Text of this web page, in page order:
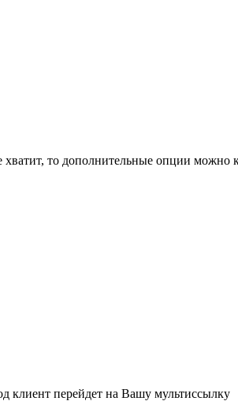
то дополнительные опции можно
клиент перейдет на Вашу мультиссылку